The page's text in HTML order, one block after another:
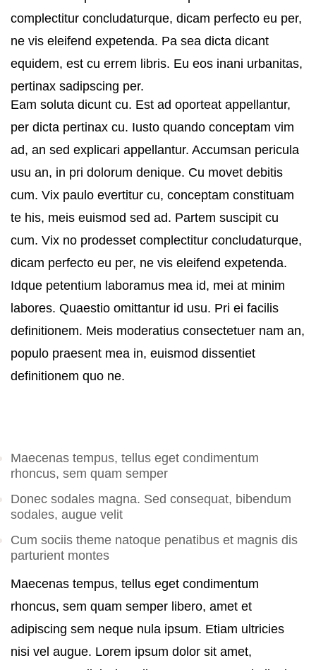
complectitur concludaturque, dicam perfecto eu per,
ne vis eleifend expetenda. Pa sea dicta dicant
equidem, est cu errem libris. Eu eos inani urbanitas,
pertinax sadipscing per.
Eam soluta dicunt cu. Est ad oporteat appellantur,
per dicta pertinax cu. Iusto quando conceptam vim
ad, an sed explicari appellantur. Accumsan pericula
usu an, in pri dolorum denique. Cu movet debitis
cum. Vix paulo evertitur cu, conceptam constituam
te his, meis euismod sed ad. Partem suscipit cu
cum. Vix no prodesset complectitur concludaturque,
dicam perfecto eu per, ne vis eleifend expetenda.
Idque petentium laboramus mea id, mei at minim
labores. Quaestio omittantur id usu. Pri ei facilis
definitionem. Meis moderatius consectetuer nam an,
populo praesent mea in, euismod dissentiet
definitionem quo ne.
Maecenas tempus, tellus eget condimentum
rhoncus, sem quam semper
Donec sodales magna. Sed consequat, bibendum
sodales, augue velit
Cum sociis theme natoque penatibus et magnis dis
parturient montes
Maecenas tempus, tellus eget condimentum
rhoncus, sem quam semper libero, amet et
adipiscing sem neque nula ipsum. Etiam ultricies
nisi vel augue. Lorem ipsum dolor sit amet,